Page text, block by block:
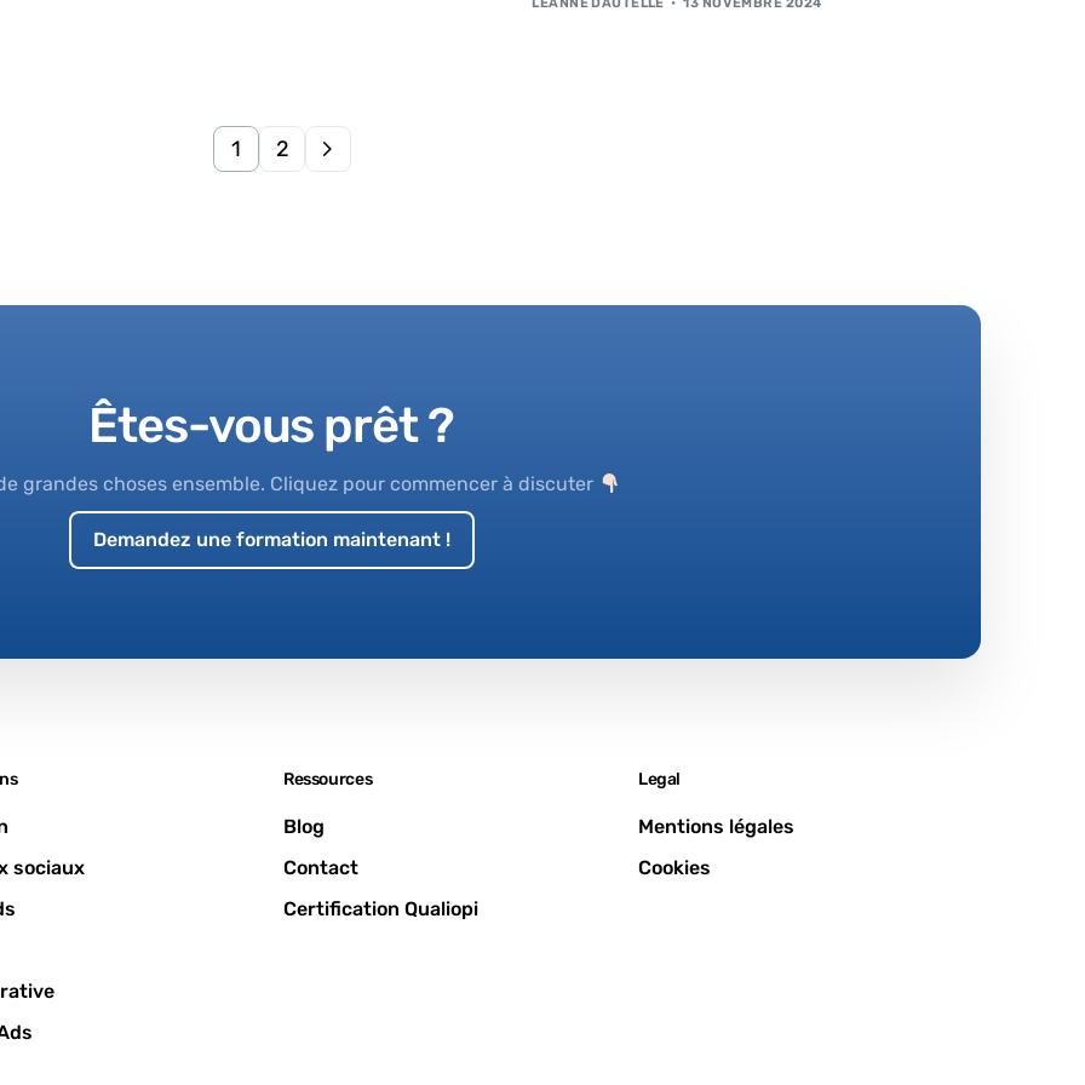
1 2
Êtes-vous prêt ?
grandes choses ensemble. Cliquez pour commencer à discuter
Demandez une formation maintenant !
sociaux
Ressources
Blog
Contact
Certification Qualiopi
Legal
Mentions légales
Cookies